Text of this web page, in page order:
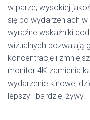
w parze, wysokiej
się po wydarzeniach
wyraźne wskaźniki
wizualnych pozwalają
koncentrację i
monitor 4K zamienia
wydarzenie kinowe,
lepszy i bardziej żywy.